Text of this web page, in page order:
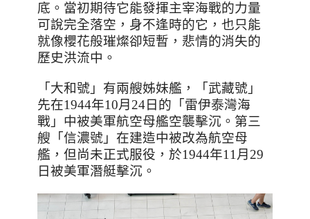
底。當初期待它能發揮主宰海戰的力量
可說完全落空，身不逢時的它，也只能
就像櫻花般璀燦卻短暫，悲情的消失的
歷史洪流中。
「大和號」有兩艘姊妹艦，「武藏號」
先在1944年10月 24日的「雷伊泰灣海
戰」中被美軍航空母艦空襲擊沉。第三
艘「信濃號」在建造中被改為航空母
艦，但尚未正式服役，於1944年11月 29
日被美軍潛艇擊沉。